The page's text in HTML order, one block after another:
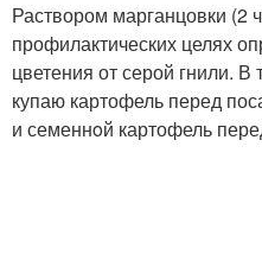
Раствором марганцовки (2
профилактических целях
цветения от серой гнили.
купаю картофель перед
и семеннoй картофель